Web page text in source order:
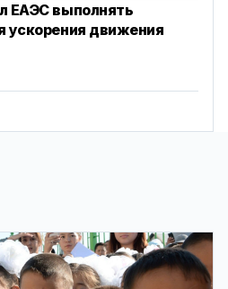
ЕАЭС выполнять
ускорения движения